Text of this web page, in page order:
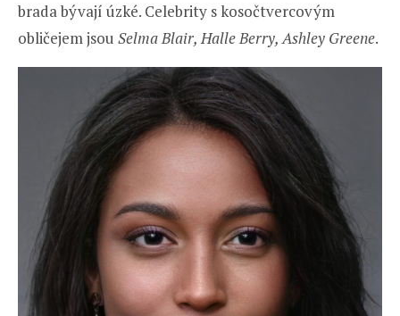
brada bývají úzké. Celebrity s kosočtvercovým
obličejem jsou Selma Blair, Halle Berry, Ashley Greene.